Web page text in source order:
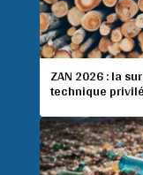
ZAN 2026 : la
technique